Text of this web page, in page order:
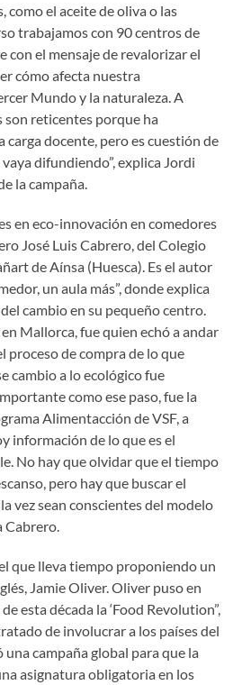
como el aceite de oliva o las
trabajamos con 90 centros de
con el mensaje de revalorizar el
cómo afecta nuestra
Mundo y la naturaleza. A
son reticentes porque ha
carga docente, pero es cuestión de
difundiendo”, explica Jordi
la campaña.
en eco-innovación en comedores
José Luis Cabrero, del Colegio
de Aínsa (Huesca). Es el autor
un aula más”, donde explica
cambio en su pequeño centro.
Mallorca, fue quien echó a andar
proceso de compra de lo que
cambio a lo ecológico fue
como ese paso, fue la
Alimentacción de VSF, a
información de lo que es el
No hay que olvidar que el tiempo
pero hay que buscar el
vez sean conscientes del modelo
Cabrero.
que lleva tiempo proponiendo un
Jamie Oliver. Oliver puso en
esta década la ‘Food Revolution”,
de involucrar a los países del
una campaña global para que la
asignatura obligatoria en los